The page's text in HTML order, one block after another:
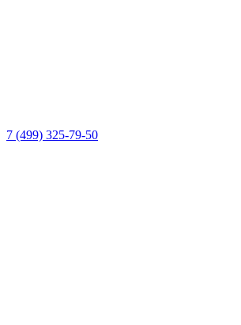
7 (499) 325-79-50